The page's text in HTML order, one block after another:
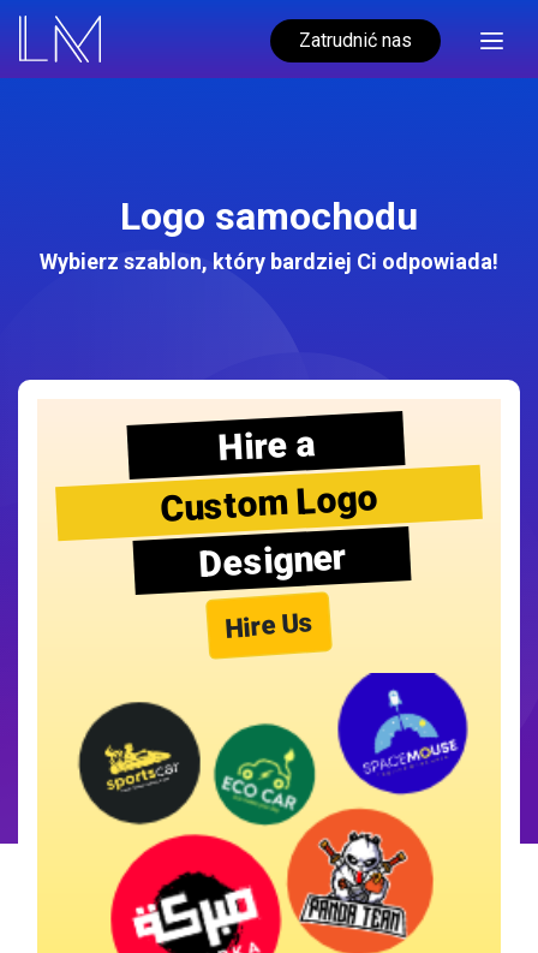
Zatrudnić nas
Logo samochodu
Wybierz szablon, który bardziej Ci odpowiada!
Hire a
Custom Logo
Designer
Hire Us